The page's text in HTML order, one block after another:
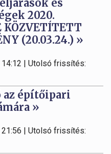
és
2020.
(20.03.24.) »
| Utolsó frissítés:
az építőipari
»
| Utolsó frissítés: